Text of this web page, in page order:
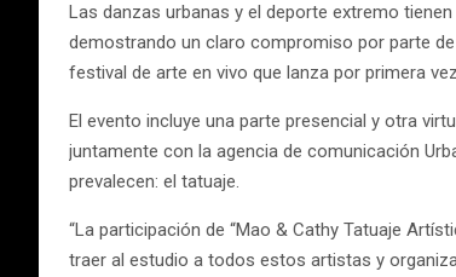
Las danzas urbanas y el deporte extremo
demostrando un claro compromiso por parte
festival de arte en vivo que lanza por primera
El evento incluye una parte presencial y otra
juntamente con la agencia de comunicación
prevalecen: el tatuaje.
“La participación de “Mao & Cathy Tatuaje
traer al estudio a todos estos artistas y